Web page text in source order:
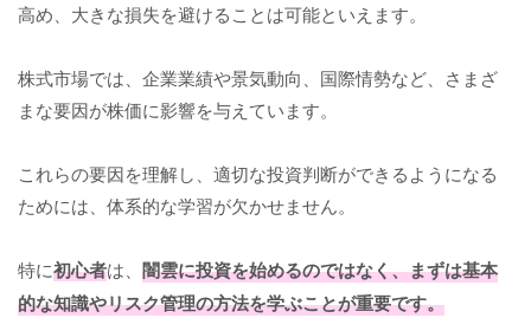
高め、大きな損失を避けることは可能といえます。
株式市場では、企業業績や景気動向、国際情勢など、さまざ
まな要因が株価に影響を与えています。
これらの要因を理解し、適切な投資判断ができるようになる
ためには、体系的な学習が欠かせません。
特に初心者は、 闇雲に投資を始めるのではなく、まずは基本
的な知識やリスク管理の方法を学ぶことが重要です。